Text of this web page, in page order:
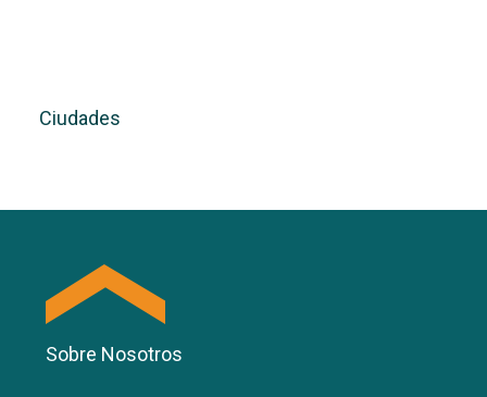
Ciudades
Sobre Nosotros